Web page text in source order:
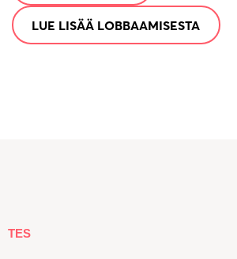
LUE LISÄÄ LOBBAAMISESTA
TES